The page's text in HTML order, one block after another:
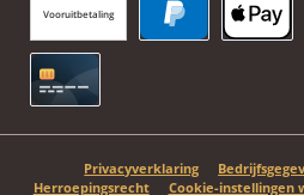
Vooruitbetaling
Privacyverklaring
Herroepingsrecht
Cookie-instellingen